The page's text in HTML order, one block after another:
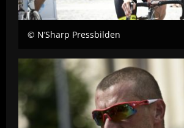
© N’Sharp Pressbilden